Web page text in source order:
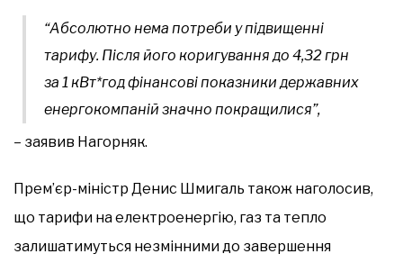
“Абсолютно нема потреби у підвищенні
тарифу. Після його коригування до 4,32 грн
за 1 кВт*год фінансові показники державних
енергокомпаній значно покращилися”,
– заявив Нагорняк.
Прем’єр-міністр Денис Шмигаль також наголосив,
що тарифи на електроенергію, газ та тепло
залишатимуться незмінними до завершення